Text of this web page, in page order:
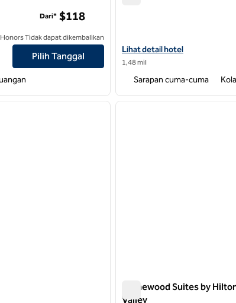
by Hilton San Jose Santa Clara
Dari* $118
Tidak dapat dikembalikan
Pilih Tanggal
Lihat detail hotel untuk
Lihat detail hotel
1,48 mil
Sarapan cuma-cuma
gambar berikutnya
1 dari 12
Homewood Suites by
Valley